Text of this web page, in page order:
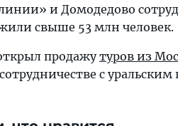
и Домодедово
свыше 53 млн человек.
продажутуров из
с